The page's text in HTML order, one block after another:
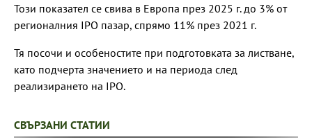
Този показател се свива в Европа през 2025 г. до 3% от
регионалния IPO пазар, спрямо 11% през 2021 г.
Тя посочи и особеностите при подготовката за листване,
като подчерта значението и на периода след
реализирането на IPO.
СВЪРЗАНИ СТАТИИ